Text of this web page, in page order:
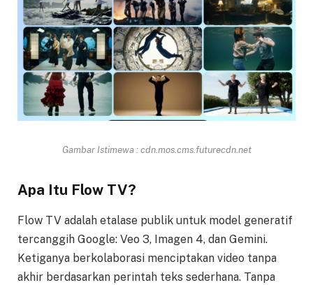
Gambar Istimewa : cdn.mos.cms.futurecdn.net
Apa Itu Flow TV?
Flow TV adalah etalase publik untuk model generatif
tercanggih Google: Veo 3, Imagen 4, dan Gemini.
Ketiganya berkolaborasi menciptakan video tanpa
akhir berdasarkan perintah teks sederhana. Tanpa